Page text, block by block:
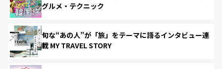
グルメ・テクニック
旬な“あの人”が「旅」をテーマに語るインタビュー連
載 MY TRAVEL STORY